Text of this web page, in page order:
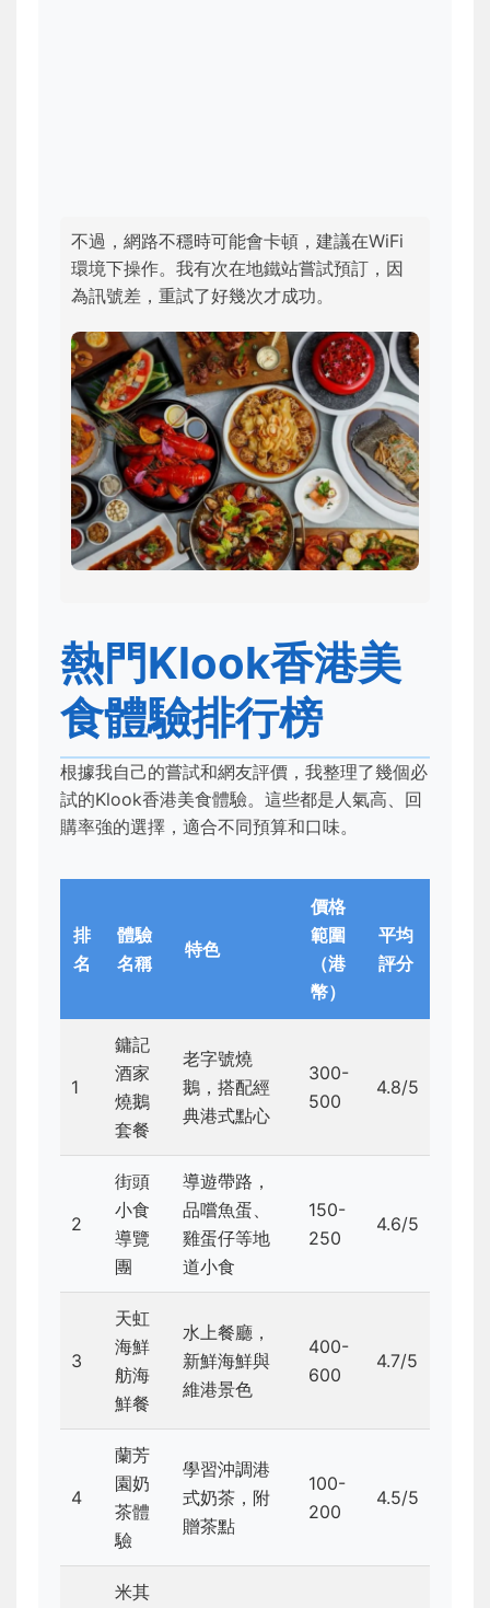
不過，網路不穩時可能會卡頓，建議在WiFi
環境下操作。我有次在地鐵站嘗試預訂，因
為訊號差，重試了好幾次才成功。
熱門Klook香港美
食體驗排行榜
根據我自己的嘗試和網友評價，我整理了幾個必
試的Klook香港美食體驗。這些都是人氣高、回
購率強的選擇，適合不同預算和口味。
排
名
體驗
名稱
特色
價格
範圍
（港
幣）
平均
評分
1
鏞記
酒家
燒鵝
套餐
老字號燒
鵝，搭配經
典港式點心
300-
500
4.8/5
2
街頭
小食
導覽
團
導遊帶路，
品嚐魚蛋、
雞蛋仔等地
道小食
150-
250
4.6/5
3
天虹
海鮮
舫海
鮮餐
水上餐廳，
新鮮海鮮與
維港景色
400-
600
4.7/5
4
蘭芳
園奶
茶體
驗
學習沖調港
式奶茶，附
贈茶點
100-
200
4.5/5
米其